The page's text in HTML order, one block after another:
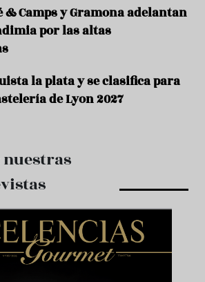
& Camps y Gramona adelantan
por las altas
la plata y se clasifica para
de Lyon 2027
nuestras